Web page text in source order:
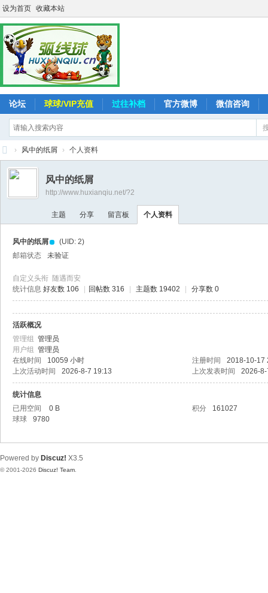
设为首页 收藏本站
论坛 球球/VIP充值 过往补档 官方微博 微信咨询
弧
球
› 风中的纸屑 › 个人资料
风中的纸屑
http://www.huxianqiu.net/?2
主题 分享 留言板 个人资料
风中的纸屑
(UID: 2)
邮箱状态
未验证
自定义头衔 随遇而安
统计信息 好友数 106 回帖数 316 主题数 19402 分享数 0
活跃概况
管理组 管理员
用户组 管理员
在线时间
10059 小时 注册时间
2018-10-17
上次活动时间
2026-8-7 19:13 上次发表时间 2026-
统计信息
已用空间
0 B 积分
161027
球球
9780
Powered by Discuz! X3.5
© 2001-2026 Discuz! Team